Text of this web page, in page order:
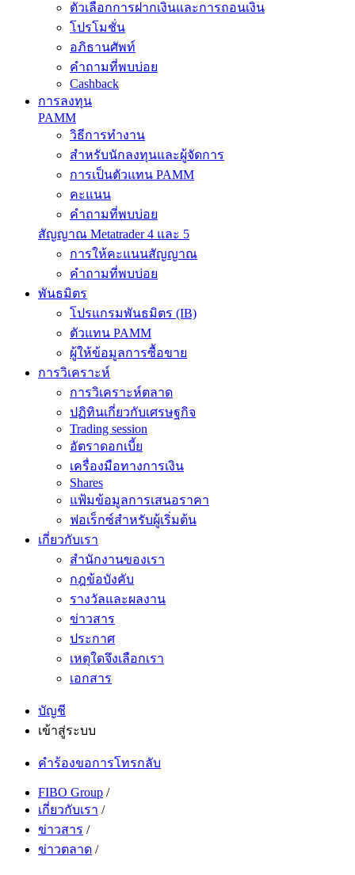
ตัวเลือกการฝากเงินและการถอนเงิน
โปรโมชั่น
อภิธานศัพท์
คำถามที่พบบ่อย
Cashback
การลงทุน
PAMM
วิธีการทำงาน
สำหรับนักลงทุนและผู้จัดการ
การเป็นตัวแทน PAMM
คะแนน
คำถามที่พบบ่อย
สัญญาณ Metatrader 4 และ 5
การให้คะแนนสัญญาณ
คำถามที่พบบ่อย
พันธมิตร
โปรแกรมพันธมิตร (IB)
ตัวแทน PAMM
ผู้ให้ข้อมูลการซื้อขาย
การวิเคราะห์
การวิเคราะห์ตลาด
ปฏิทินเกี่ยวกับเศรษฐกิจ
Trading session
อัตราดอกเบี้ย
เครื่องมือทางการเงิน
Shares
แฟ้มข้อมูลการเสนอราคา
ฟอเร็กซ์สำหรับผู้เริ่มต้น
เกี่ยวกับเรา
สำนักงานของเรา
กฎข้อบังคับ
รางวัลและผลงาน
ข่าวสาร
ประกาศ
เหตุใดจึงเลือกเรา
เอกสาร
บัญชี
เข้าสู่ระบบ
คำร้องขอการโทรกลับ
FIBO Group /
เกี่ยวกับเรา /
ข่าวสาร /
ข่าวตลาด /